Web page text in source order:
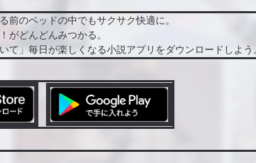
前のベッドの中でもサクサク快適に。
がどんどんみつかる。
て」毎日が楽しくなる小説アプリをダウンロードしよう